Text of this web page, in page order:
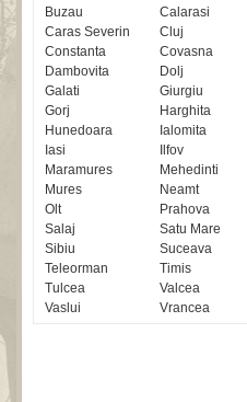
Buzau
Calarasi
Caras Severin
Cluj
Constanta
Covasna
Dambovita
Dolj
Galati
Giurgiu
Gorj
Harghita
Hunedoara
Ialomita
Iasi
Ilfov
Maramures
Mehedinti
Mures
Neamt
Olt
Prahova
Salaj
Satu Mare
Sibiu
Suceava
Teleorman
Timis
Tulcea
Valcea
Vaslui
Vrancea